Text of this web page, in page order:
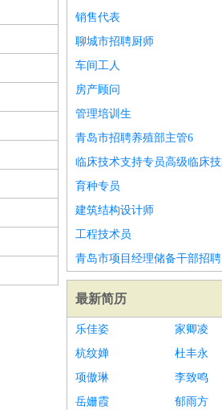
销售代表
聊城市招聘厨师
车间工人
房产顾问
管理培训生
青岛市招聘养殖部主管6
育种专员
建筑结构设计师
工程技术员
青岛市项目经理储备干部招聘
最新简历
乐佳姿
家卿凌
杭纹婵
杜丰永
项傲琳
李致鸣
岳姗霞
郁雨方